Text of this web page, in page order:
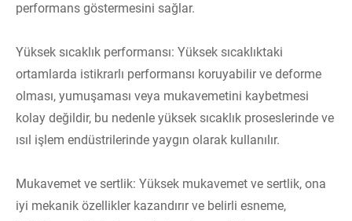
performans göstermesini sağlar.
Yüksek sıcaklık performansı: Yüksek sıcaklıktaki
ortamlarda istikrarlı performansı koruyabilir ve deforme
olması, yumuşaması veya mukavemetini kaybetmesi
kolay değildir, bu nedenle yüksek sıcaklık proseslerinde ve
ısıl işlem endüstrilerinde yaygın olarak kullanılır.
Mukavemet ve sertlik: Yüksek mukavemet ve sertlik, ona
iyi mekanik özellikler kazandırır ve belirli esneme,